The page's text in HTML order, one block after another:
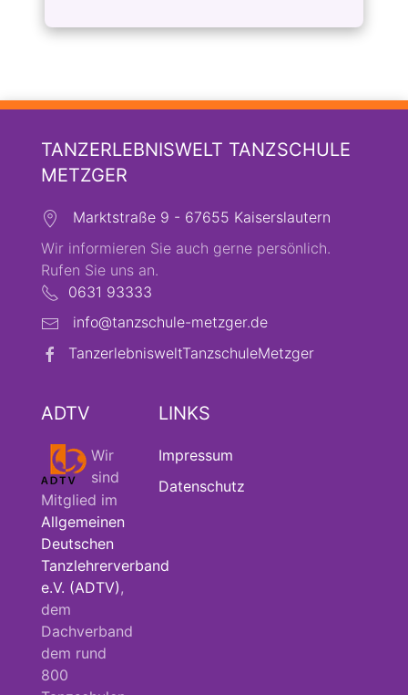
TANZERLEBNISWELT TANZSCHULE
METZGER
Marktstraße 9 - 67655 Kaiserslautern
Wir informieren Sie auch gerne persönlich.
Rufen Sie uns an.
0631 93333
info@tanzschule-metzger.de
TanzerlebnisweltTanzschuleMetzger
ADTV
Wir
sind
Mitglied im
Allgemeinen
Deutschen
Tanzlehrerverband
e.V. (ADTV) ,
dem
Dachverband
dem rund
800
LINKS
Impressum
Datenschutz